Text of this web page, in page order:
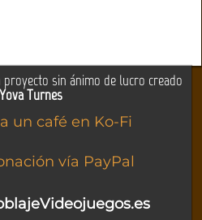
proyecto sin ánimo de lucro creado
Yova Turnes
un café en Ko-Fi
vía PayPal